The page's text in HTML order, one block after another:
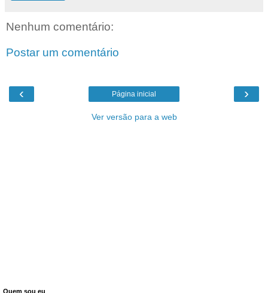
Nenhum comentário:
Postar um comentário
‹ ›
Página inicial
Ver versão para a web
Quem sou eu